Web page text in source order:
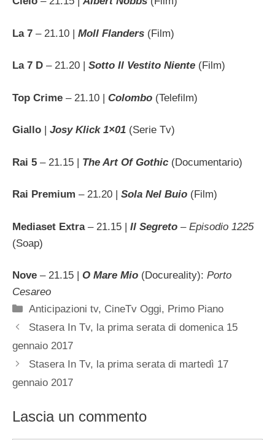
La 7 – 21.10 | Moll Flanders (Film)
La 7 D – 21.20 | Sotto Il Vestito Niente (Film)
Top Crime – 21.10 | Colombo (Telefilm)
Giallo Josy Klick 1×01 (Serie Tv)
Rai 5 – 21.15 | The Art Of Gothic (Documentario)
Rai Premium – 21.20 | Sola Nel Buio (Film)
Mediaset Extra– 21.15 | Il Segreto – Episodio 1225
(Soap)
Nove – 21.15 | O Mare Mio (Docureality): Porto
Cesareo
Categorie
Anticipazioni tv, CineTv Oggi, Primo Piano
Stasera In Tv, la prima serata di domenica 15
gennaio 2017
Stasera In Tv, la prima serata di martedì 17
gennaio 2017
Lascia un commento